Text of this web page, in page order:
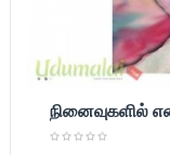
நினைவுகளில்